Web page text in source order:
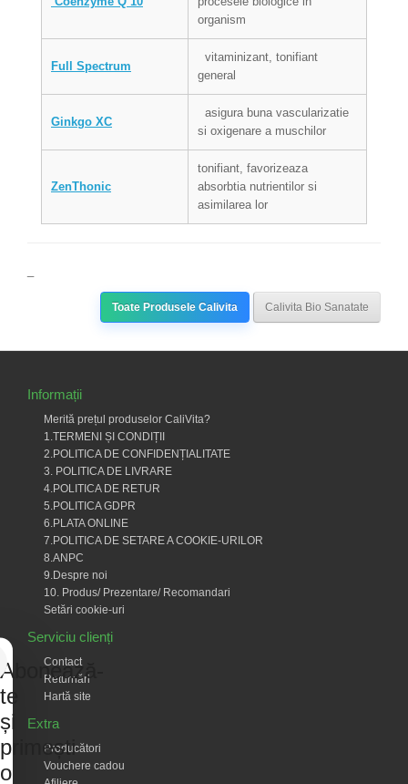
organism
Full Spectrum
vitaminizant, tonifiant
general
Ginkgo XC
asigura buna vascularizatie
si oxigenare a muschilor
ZenThonic
tonifiant, favorizeaza
absorbtia nutrientilor si
asimilarea lor
Toate Produsele Calivita Calivita Bio Sanatate
Informații
Merită prețul produselor CaliVita?
1.TERMENI ȘI CONDIȚII
2.POLITICA DE CONFIDENȚIALITATE
3. POLITICA DE LIVRARE
4.POLITICA DE RETUR
5.POLITICA GDPR
6.PLATA ONLINE
7.POLITICA DE SETARE A COOKIE-URILOR
8.ANPC
9.Despre noi
10. Produs/ Prezentare/ Recomandari
Setări cookie-uri
Serviciu clienți
Contact
Returnări
Hartă site
Extra
Producători
Vouchere cadou
Abonează-
te
și
primești
o